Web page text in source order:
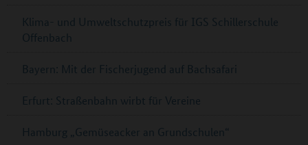
Klima- und Umweltschutzpreis für IGS Schillerschule
Offenbach
Bayern: Mit der Fischerjugend auf Bachsafari
Erfurt: Straßenbahn wirbt für Vereine
Hamburg „Gemüseacker an Grundschulen“